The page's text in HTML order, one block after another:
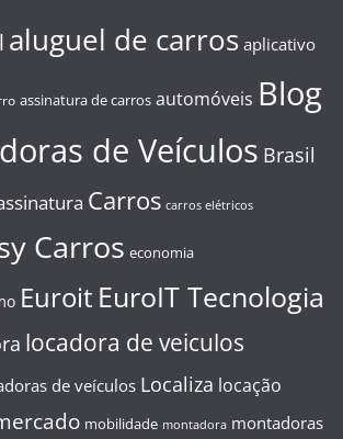
aluguel de carros aplicativo
assinatura de carros automóveis Blog
de Veículos Brasil
Carros carros elétricos
Carros economia
Euroit EuroIT Tecnologia
locadora de veiculos
de veículos Localiza locação
mobilidade montadora montadoras